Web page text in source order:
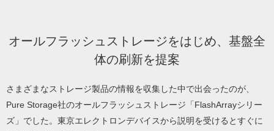
オールフラッシュストレージをはじめ、基盤全
体の刷新を提案
さまざまなストレージ製品の情報を収集した中で出会ったのが、
Pure Storage社のオールフラッシュストレージ「FlashArrayシリー
ズ」でした。東京エレクトロンデバイスから説明を受けるとすぐに